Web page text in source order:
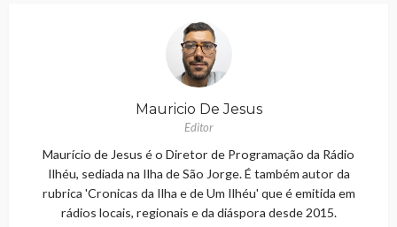
Mauricio De Jesus
Editor
Maurício de Jesus é o Diretor de Programação da Rádio
Ilhéu, sediada na Ilha de São Jorge. É também autor da
rubrica 'Cronicas da Ilha e de Um Ilhéu' que é emitida em
rádios locais, regionais e da diáspora desde 2015.